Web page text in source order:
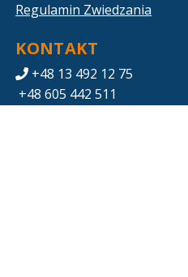
Regulamin Zwiedzania
KONTAKT
+48 13 492 12 75
+48 605 442 511